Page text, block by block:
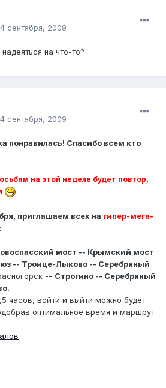
сентября, 2009
на что-то?
сентября, 2009
понравилась! Спасибо всем кто
на этой неделе будет повтор,
приглашаем всех на гипер-мега-
мост -- Крымский мост
-- Троице-Лыково -- Серебряный
-- Строгино -- Серебряный
часов, войти и выйти можно будет
оптимальное время и маршрут